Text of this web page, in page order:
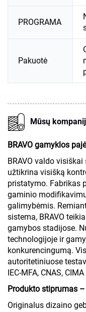
PROGRAMA
Pakuotė
Mūsų
BRAVO gamyklos
BRAVO valdo
užtikrina visišką
pristatymo. Fabrikas
gaminio
galimybėmis.
sistema, BRAVO
gamybos stadijose.
technologijoje ir
konkurencingumą.
autoritetiniuose
IEC-MFA, CNAS,
Produkto stiprumas
Originalus dizaino